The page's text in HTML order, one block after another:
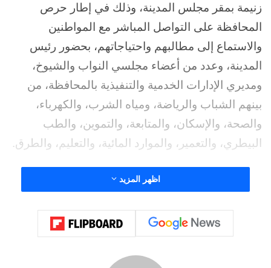
زنيمة بمقر مجلس المدينة، وذلك في إطار حرص
المحافظة على التواصل المباشر مع المواطنين
والاستماع إلى مطالبهم واحتياجاتهم، بحضور رئيس
المدينة، وعدد من أعضاء مجلسي النواب والشيوخ،
ومديري الإدارات الخدمية والتنفيذية بالمحافظة، من
بينهم الشباب والرياضة، ومياه الشرب، والكهرباء،
والصحة، والإسكان، والمتابعة، والتموين، والطب
البيطري، والتعمير، والموارد المائية، والتعليم، والطرق.
وعلى هامش الزيارة، تفقد محافظ جنوب سيناء بيت
الرسم والأنشطة الفنية المقدمة للأطفال، والتقط
صورًا تذكارية معهم، مشيدًا بالمواهب الفنية ومستوى
الأنشطة الثقافية المقدمة لأبناء المدينة، ومؤكدًا أهمية
اظهر المزيد